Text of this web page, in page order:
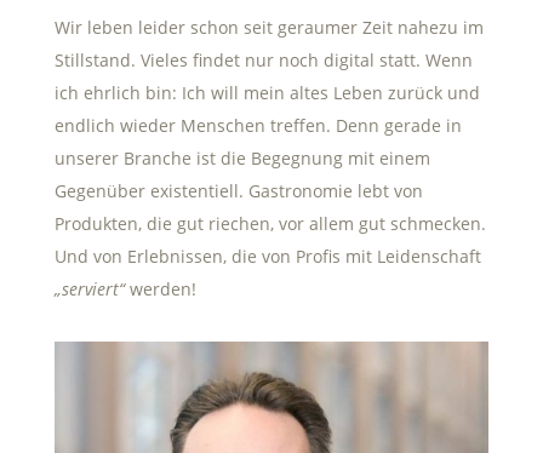
Wir leben leider schon seit geraumer Zeit nahezu im
Stillstand. Vieles findet nur noch digital statt. Wenn
ich ehrlich bin: Ich will mein altes Leben zurück und
endlich wieder Menschen treffen. Denn gerade in
unserer Branche ist die Begegnung mit einem
Gegenüber existentiell. Gastronomie lebt von
Produkten, die gut riechen, vor allem gut schmecken.
Und von Erlebnissen, die von Profis mit Leidenschaft
„serviert“werden!